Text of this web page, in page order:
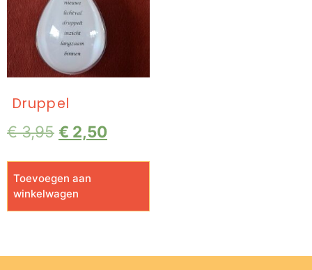
Druppel
€3,95 € 2,50
Toevoegen aan
winkelwagen